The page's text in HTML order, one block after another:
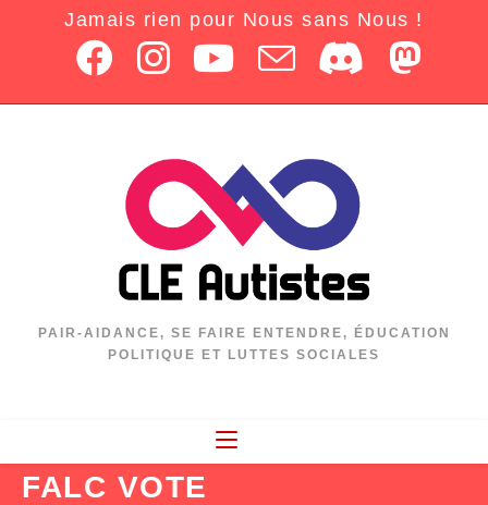
Jamais rien pour Nous sans Nous !
PAIR-AIDANCE, SE FAIRE ENTENDRE, ÉDUCATION
POLITIQUE ET LUTTES SOCIALES
FALC VOTE